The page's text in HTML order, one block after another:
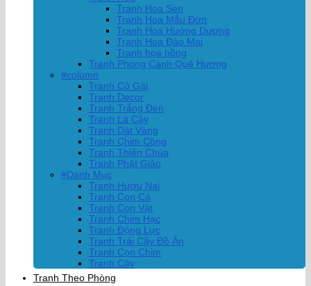
Tranh Hoa Sen
Tranh Hoa Mẫu Đơn
Tranh Hoa Hướng Dương
Tranh Hoa Đào Mai
Tranh hoa hồng
Tranh Phong Cảnh Quê Hương
#column
Tranh Cô Gái
Tranh Decor
Tranh Trắng Đen
Tranh Lá Cây
Tranh Dát Vàng
Tranh Chim Công
Tranh Thiên Chúa
Tranh Phật Giáo
#Danh Mục
Tranh Hươu Nai
Tranh Con Cá
Tranh Con Vật
Tranh Chim Hạc
Tranh Động Lực
Tranh Trái Cây Đồ Ăn
Tranh Con Chim
Tranh Cây
Tranh Theo Phòng